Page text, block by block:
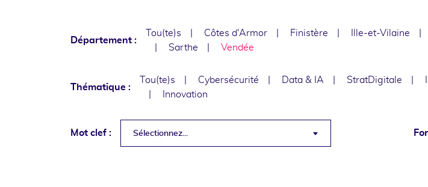
Département :
Tou(te)s Côtes d'Armor Finistère Ille-et-Vilaine
Sarthe
Vendée
Thématique :
Tou(te)s Cybersécurité Data & IA StratDigitale
Innovation
Mot clef : Sélectionnez...